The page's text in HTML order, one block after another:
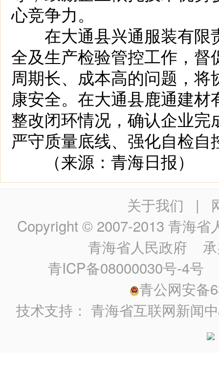
心竞争力。
在大通县兴通服装有限
全及生产检验管控工作，
周期长、成本高的问题，
康安全。在大通县鹿通建
整改闭环情况，确认企业
严守质量底线、强化自检自
（来源：青海日报）
关于我们 |
Copyright © 2007-2013 青海省
青海省人民政府 承
青ICP备08000030号-4号
青公网安备
技术支持：青海省互联网新闻